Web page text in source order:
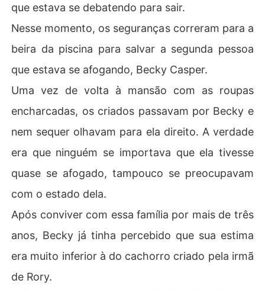
que estava se debatendo para sair.
Nesse momento, os seguranças correram para a
beira da piscina para salvar a segunda pessoa
que estava se afogando, Becky Casper.
Uma vez de volta à mansão com as roupas
encharcadas, os criados passavam por Becky e
nem sequer olhavam para ela direito. A verdade
era que ninguém se importava que ela tivesse
quase se afogado, tampouco se preocupavam
com o estado dela.
Após conviver com essa família por mais de três
anos, Becky já tinha percebido que sua estima
era muito inferior à do cachorro criado pela irmã
de Rory.